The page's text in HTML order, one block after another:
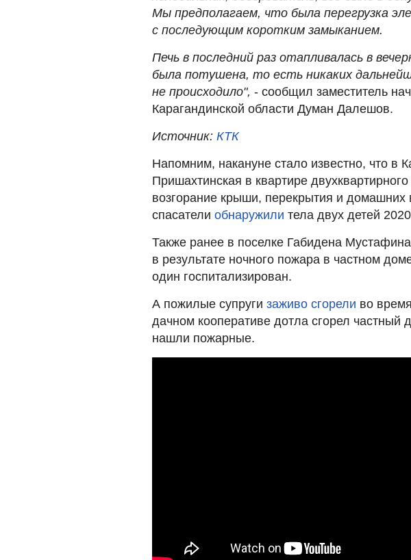
Мы предполагаем, что была перегрузка
с последующим коротким замыканием.
Печь в последний раз отапливалась в
была потушена, то есть никаких
не происходило", - сообщил заместитель
Карагандинской области Думан Далешов.
Источник: КТК
Напомним, накануне стало известно, что в
Пришахтинская в квартире
возгорание крыши, перекрытия и
спасатели обнаружили тела двух детей
Также ранее в поселке Габидена
в результате ночного пожара в частном
один госпитализирован.
А пожилые супруги заживо сгорели во
дачном кооперативе дотла сгорел частный
нашли пожарные.